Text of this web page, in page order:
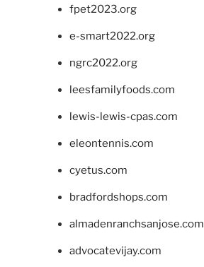
fpet2023.org
e-smart2022.org
ngrc2022.org
leesfamilyfoods.com
lewis-lewis-cpas.com
eleontennis.com
cyetus.com
bradfordshops.com
almadenranchsanjose.com
advocatevijay.com